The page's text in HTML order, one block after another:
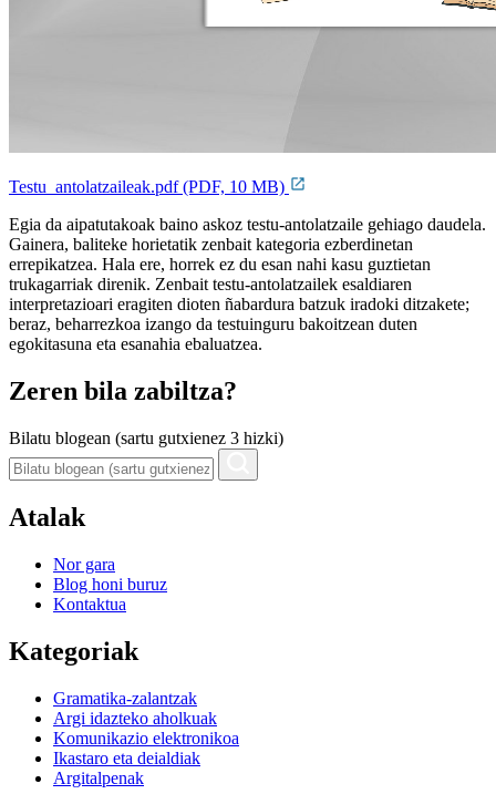
Testu_antolatzaileak.pdf (PDF, 10 MB)
Egia da aipatutakoak baino askoz testu-antolatzaile gehiago daudela.
Gainera, baliteke horietatik zenbait kategoria ezberdinetan
errepikatzea. Hala ere, horrek ez du esan nahi kasu guztietan
trukagarriak direnik. Zenbait testu-antolatzailek esaldiaren
interpretazioari eragiten dioten ñabardura batzuk iradoki ditzakete;
beraz, beharrezkoa izango da testuinguru bakoitzean duten
egokitasuna eta esanahia ebaluatzea.
Zeren bila zabiltza?
Bilatu blogean (sartu gutxienez 3 hizki)
Atalak
Nor gara
Blog honi buruz
Kontaktua
Kategoriak
Gramatika-zalantzak
Argi idazteko aholkuak
Komunikazio elektronikoa
Ikastaro eta deialdiak
Argitalpenak